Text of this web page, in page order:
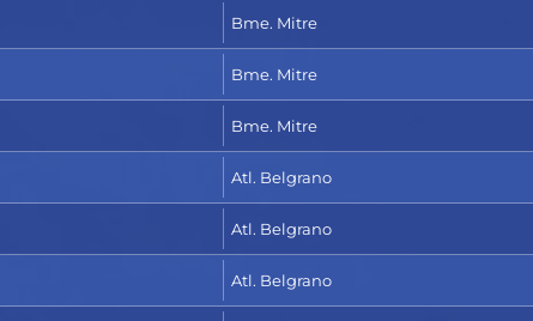
Bme. Mitre
Bme. Mitre
Bme. Mitre
Atl. Belgrano
Atl. Belgrano
Atl. Belgrano